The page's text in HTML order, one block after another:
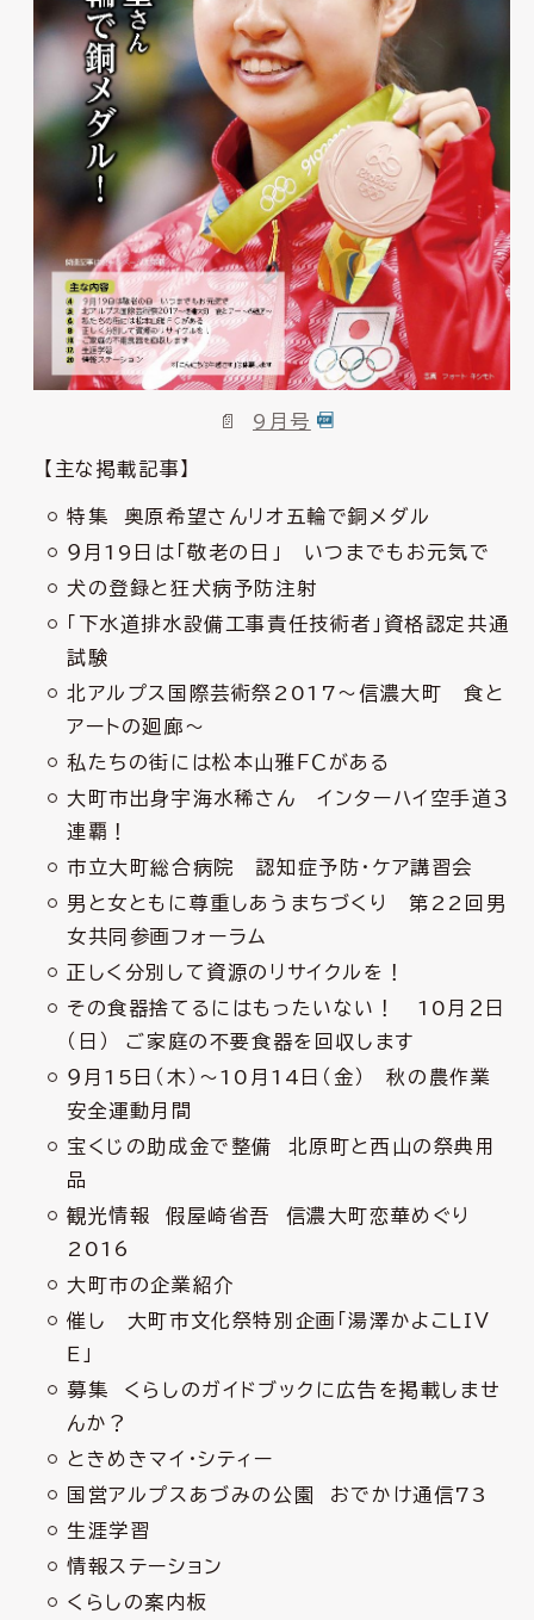
9月号
【主な掲載記事】
特集 奥原希望さんリオ五輪で銅メダル
９月19日は「敬老の日」 いつまでもお元気で
犬の登録と狂犬病予防注射
「下水道排水設備工事責任技術者」資格認定共通
試験
北アルプス国際芸術祭2017～信濃大町 食と
アートの廻廊～
私たちの街には松本山雅ＦＣがある
大町市出身宇海水稀さん インターハイ空手道３
連覇！
市立大町総合病院 認知症予防・ケア講習会
男と女ともに尊重しあうまちづくり 第22回男
女共同参画フォーラム
正しく分別して資源のリサイクルを！
その食器捨てるにはもったいない！ 10月２日
（日） ご家庭の不要食器を回収します
９月15日（木）～10月14日（金） 秋の農作業
安全運動月間
宝くじの助成金で整備 北原町と西山の祭典用
品
観光情報 假屋崎省吾 信濃大町恋華めぐり
2016
大町市の企業紹介
催し 大町市文化祭特別企画「湯澤かよこＬＩＶ
Ｅ」
募集 くらしのガイドブックに広告を掲載しませ
んか？
ときめきマイ・シティー
国営アルプスあづみの公園 おでかけ通信73
生涯学習
情報ステーション
くらしの案内板